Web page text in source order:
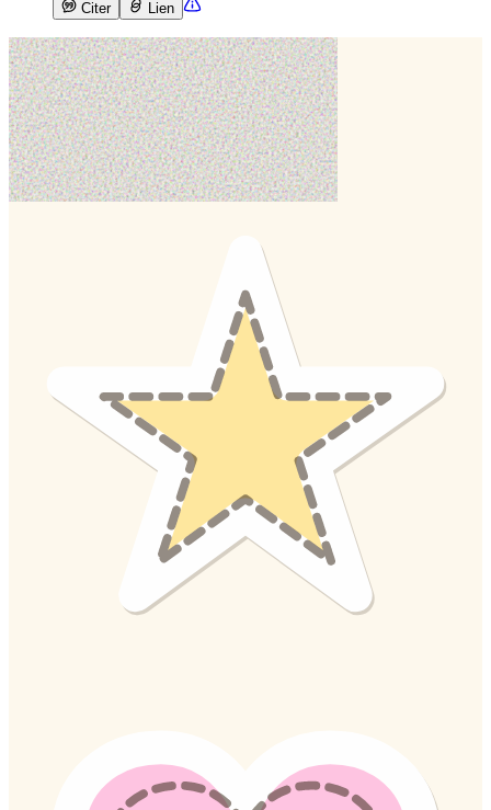
Citer Lien